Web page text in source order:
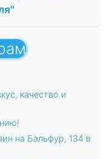
качество и
на Бальфур, 134 в